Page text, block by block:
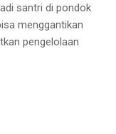
santri di pondok
menggantikan
pengelolaan